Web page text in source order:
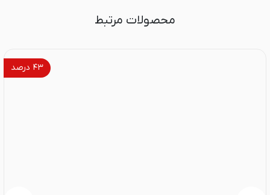
محصولات مرتبط
۴۳ درصد